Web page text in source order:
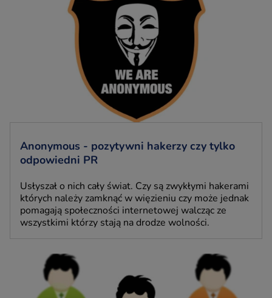
Anonymous - pozytywni hakerzy czy tylko
odpowiedni PR
Usłyszał o nich cały świat. Czy są zwykłymi hakerami
których należy zamknąć w więzieniu czy może jednak
pomagają społeczności internetowej walcząc ze
wszystkimi którzy stają na drodze wolności.